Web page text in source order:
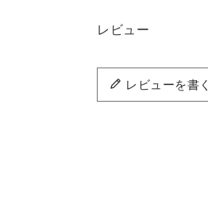
レビュー
レビューを書く